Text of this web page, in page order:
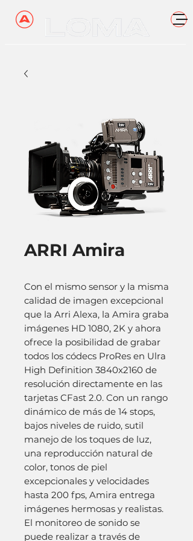
ARRI Amira
Con el mismo sensor y la misma
calidad de imagen excepcional
que la Arri Alexa, la Amira graba
imágenes HD 1080, 2K y ahora
ofrece la posibilidad de grabar
todos los códecs ProRes en Ulra
High Definition 3840x2160 de
resolución directamente en las
tarjetas CFast 2.0. Con un rango
dinámico de más de 14 stops,
bajos niveles de ruido, sutil
manejo de los toques de luz,
una reproducción natural de
color, tonos de piel
excepcionales y velocidades
hasta 200 fps, Amira entrega
imágenes hermosas y realistas.
El monitoreo de sonido se
puede realizar a través de